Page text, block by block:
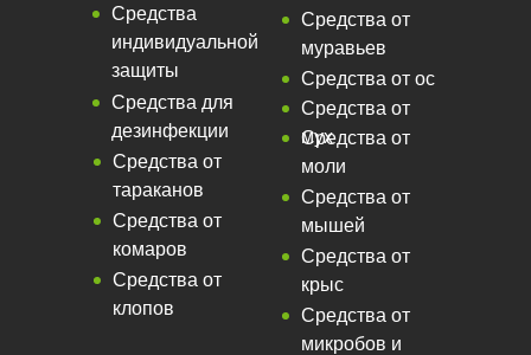
Средства от
микробов и
Средства от
крыс
Средства от
мышей
Средства от
моли
Средства от
мух
Средства от ос
Средства от
муравьев
Средства от
клопов
Средства от
комаров
Средства от
тараканов
Средства для
дезинфекции
Средства
индивидуальной
защиты